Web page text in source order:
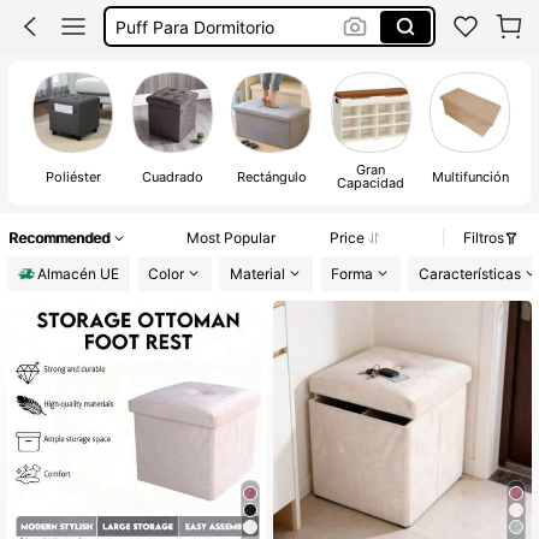
Puff Asiento
Puff Almacenaje
Poliéster Cuadrado Rectángulo Gran
Capacidad Multifunción
Recommended Most Popular Price
Filtros
Almacén UE
Color Material Forma Características